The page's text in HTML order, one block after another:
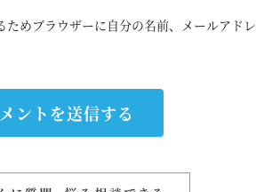
ためブラウザーに自分の名前、メールアドレ